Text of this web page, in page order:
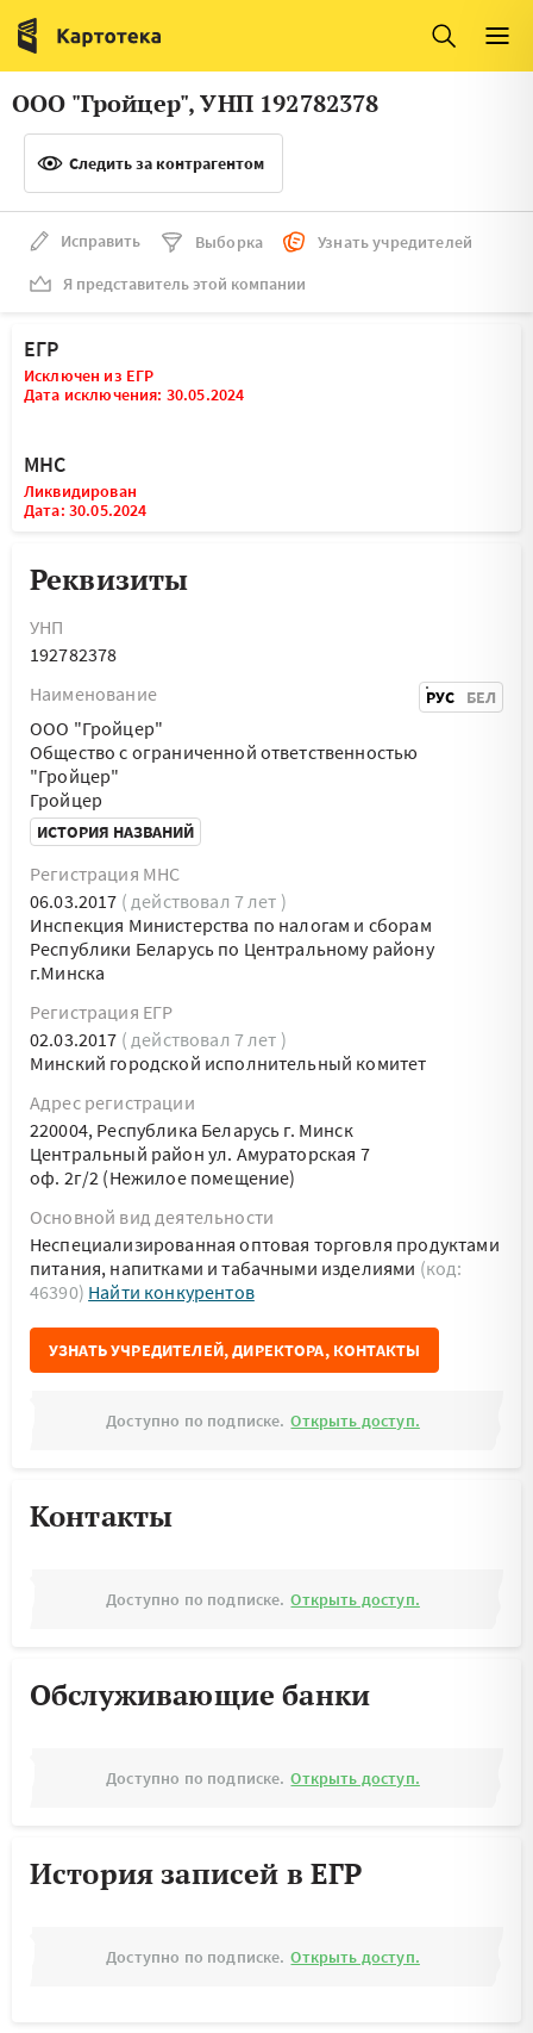
Италия
Люксембург
Литва
Нидерланды
ООО "Гройцер", УНП 192782378
Следить за контрагентом
Исправить Выборка
Узнать учредителей
Я представитель этой компании
ЕГР
Исключен из ЕГР
Дата исключения: 30.05.2024
МНС
Ликвидирован
Дата: 30.05.2024
Реквизиты
УНП
192782378
Наименование
РУС БЕЛ
ООО "Гройцер"
Общество с ограниченной ответственностью
"Гройцер"
Гройцер
ИСТОРИЯ НАЗВАНИЙ
Регистрация МНС
06.03.2017 ( действовал 7 лет )
Инспекция Министерства по налогам и сборам
Республики Беларусь по Центральному району
г.Минска
Регистрация ЕГР
02.03.2017 ( действовал 7 лет )
Минский городской исполнительный комитет
Адрес регистрации
220004, Республика Беларусь г. Минск
Центральный район ул. Амураторская 7
оф. 2г/2 (Нежилое помещение)
Основной вид деятельности
Неспециализированная оптовая торговля продуктами
питания, напитками и табачными изделиями (код:
46390) Найти конкурентов
УЗНАТЬ УЧРЕДИТЕЛЕЙ, ДИРЕКТОРА, КОНТАКТЫ
Доступно по подписке. Открыть доступ.
Контакты
Доступно по подписке. Открыть доступ.
Обслуживающие банки
Доступно по подписке. Открыть доступ.
История записей в ЕГР
Доступно по подписке. Открыть доступ.